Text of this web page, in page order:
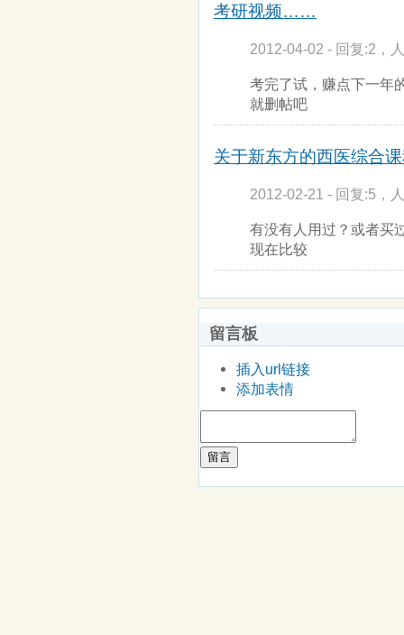
考研视频……
2012-04-02 - 回复:2，
考完了试，赚点下一年
就删帖吧
关于新东方的西医综合
2012-02-21 - 回复:5，
有没有人用过？或者
现在比较
留言板
插入url链接
添加表情
留言